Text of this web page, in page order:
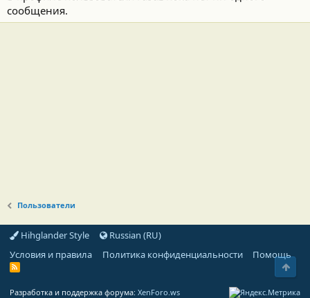
сообщения.
Пользователи
Hihglander Style
Russian (RU)
Условия и правила
Политика конфиденциальности Помощь
R
Разработка и поддержка форума: XenForo.ws